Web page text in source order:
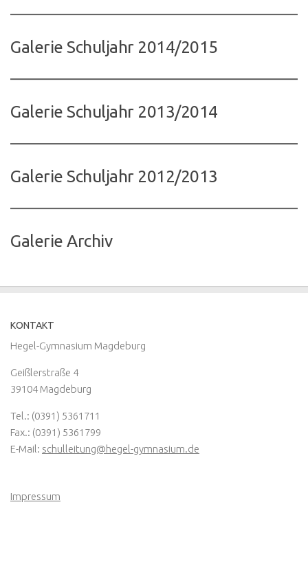
Galerie Schuljahr 2014/2015
Galerie Schuljahr 2013/2014
Galerie Schuljahr 2012/2013
Galerie Archiv
KONTAKT
Hegel-Gymnasium Magdeburg
Geißlerstraße 4
39104 Magdeburg
Tel.: (0391) 5361711
Fax.: (0391) 5361799
E-Mail: schulleitung@hegel-gymnasium.de
Impressum